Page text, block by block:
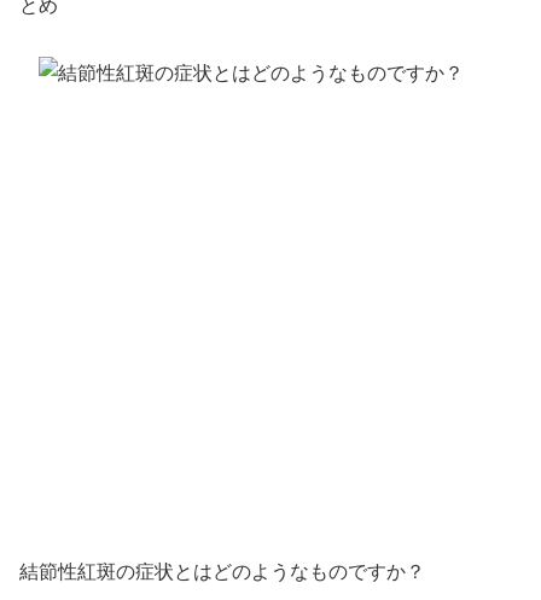
結節性紅斑の症状とはどのようなものですか？